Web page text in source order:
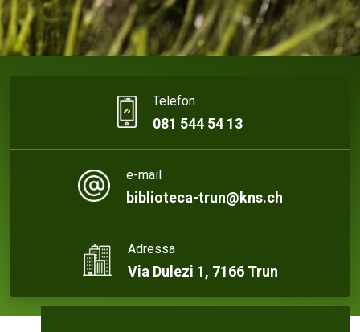
Telefon
081 544 54 13
e-mail
biblioteca-trun@kns.ch
Adressa
Via Dulezi 1, 7166 Trun